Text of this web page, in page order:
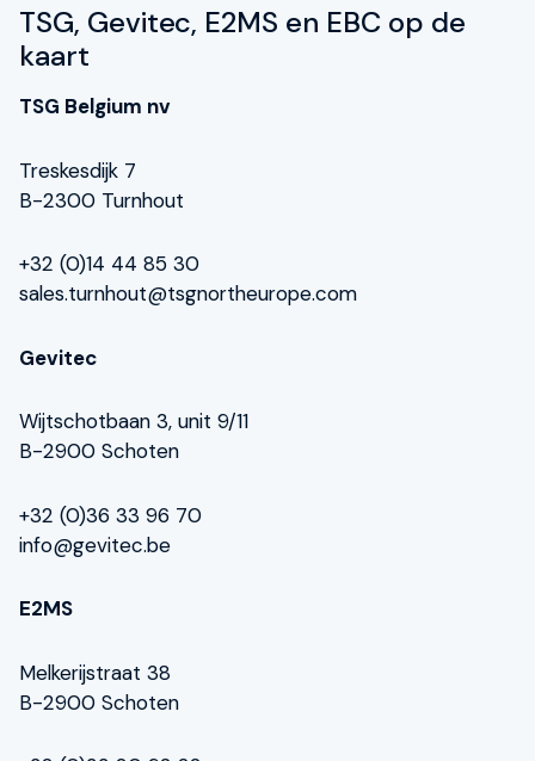
TSG, Gevitec, E2MS en EBC op de
kaart
TSG Belgium nv
Treskesdijk 7
B-2300 Turnhout
+32 (0)14 44 85 30
sales.turnhout@tsgnortheurope.com
Gevitec
Wijtschotbaan 3, unit 9/11
B-2900 Schoten
+32 (0)36 33 96 70
info@gevitec.be
E2MS
Melkerijstraat 38
B-2900 Schoten